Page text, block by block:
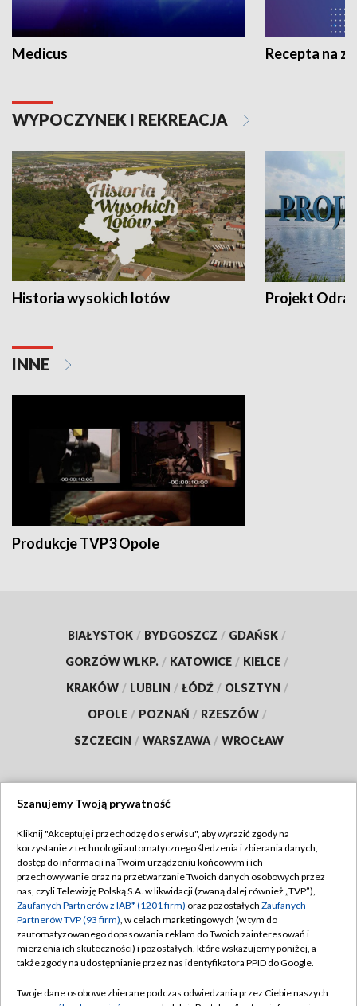
Medicus Recepta na
WYPOCZYNEK I REKREACJA
Historia wysokich lotów Projekt Odra
INNE
Produkcje TVP3 Opole
BIAŁYSTOK / BYDGOSZCZ / GDAŃSK /
GORZÓW WLKP. / KATOWICE / KIELCE /
KRAKÓW / LUBLIN / ŁÓDŹ / OLSZTYN /
OPOLE / POZNAŃ / RZESZÓW /
SZCZECIN / WARSZAWA / WROCŁAW
TVP
Abonament TVP
Emisja w TVP
Centrum informacji TVP
Naziemna Telewizja Cyfrowa
Regulamin TVP
Polityka prywatności
Moje zgody
Pomoc
Szanujemy Twoją prywatność
Kliknij "Akceptuję i przechodzę do serwisu", aby wyrazić zgody na
korzystanie z technologii automatycznego śledzenia i zbierania danych,
dostęp do informacji na Twoim urządzeniu końcowym i ich
przechowywanie oraz na przetwarzanie Twoich danych osobowych przez
nas, czyli Telewizję Polską S.A. w likwidacji (zwaną dalej również „TVP”),
Zaufanych Partnerów z IAB* (1201 firm) oraz pozostałych Zaufanych
Partnerów TVP (93 firm), w celach marketingowych (w tym do
zautomatyzowanego dopasowania reklam do Twoich zainteresowań i
mierzenia ich skuteczności) i pozostałych, które wskazujemy poniżej, a
także zgody na udostępnianie przez nas identyfikatora PPID do Google.
Twoje dane osobowe zbierane podczas odwiedzania przez Ciebie naszych